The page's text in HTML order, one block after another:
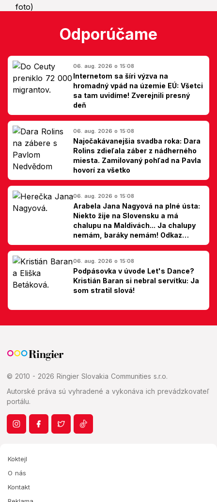
Odporúčame
06. aug. 2026 o 15:08
Internetom sa šíri výzva na
hromadný vpád na územie EÚ: Všetci
sa tam uvidíme! Zverejnili presný
deň
06. aug. 2026 o 15:08
Najočakávanejšia svadba roka: Dara
Rolins zdieľala záber z nádherného
miesta. Zamilovaný pohľad na Pavla
hovorí za všetko
06. aug. 2026 o 15:08
Arabela Jana Nagyová na plné ústa:
Niekto žije na Slovensku a má
chalupu na Maldivách... Ja chalupy
nemám, baráky nemám! Odkaz
Slovákom
06. aug. 2026 o 15:08
Podpásovka v úvode Let's Dance?
Kristián Baran si nebral servítku: Ja
som stratil slová!
© 2010 - 2026 Ringier Slovakia Communities s.r.o.
Autorské práva sú vyhradené a vykonáva ich prevádzkovateľ
portálu.
Koktejl
O nás
Kontakt